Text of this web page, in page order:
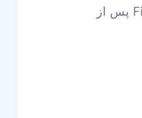
تغییرات مورد نیاز خود را ایجاد می کنید. و FileEdit پس از